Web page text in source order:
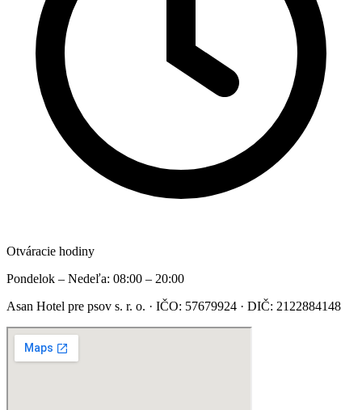
Otváracie hodiny
Pondelok – Nedeľa: 08:00 – 20:00
Asan Hotel pre psov s. r. o. · IČO: 57679924 · DIČ: 2122884148